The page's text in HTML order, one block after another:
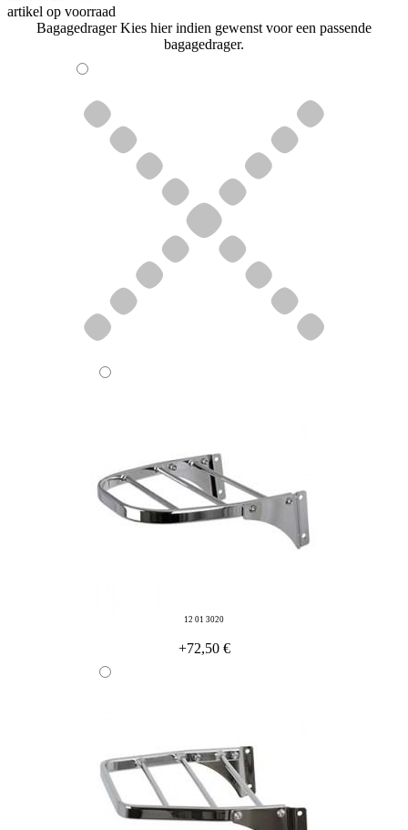
artikel op voorraad
Bagagedrager Kies hier indien gewenst voor een passende
bagagedrager.
12 01 3020
+72,50 €